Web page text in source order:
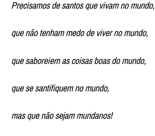
Precisamos de santos que vivam no mundo,
que não tenham medo de viver no mundo,
que saboreiem as coisas boas do mundo,
que se santifiquem no mundo,
mas que não sejam mundanos!